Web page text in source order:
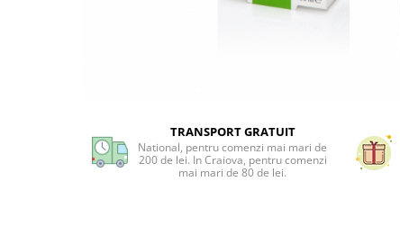
ALTE AFECTIUNI
TRANSPORT GRATUIT
National, pentru comenzi mai mari de
200 de lei. In Craiova, pentru comenzi
mai mari de 80 de lei.